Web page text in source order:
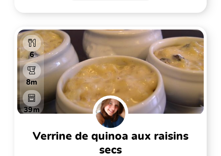
6
8m
39m
verrine de quinoa aux raisins
secs